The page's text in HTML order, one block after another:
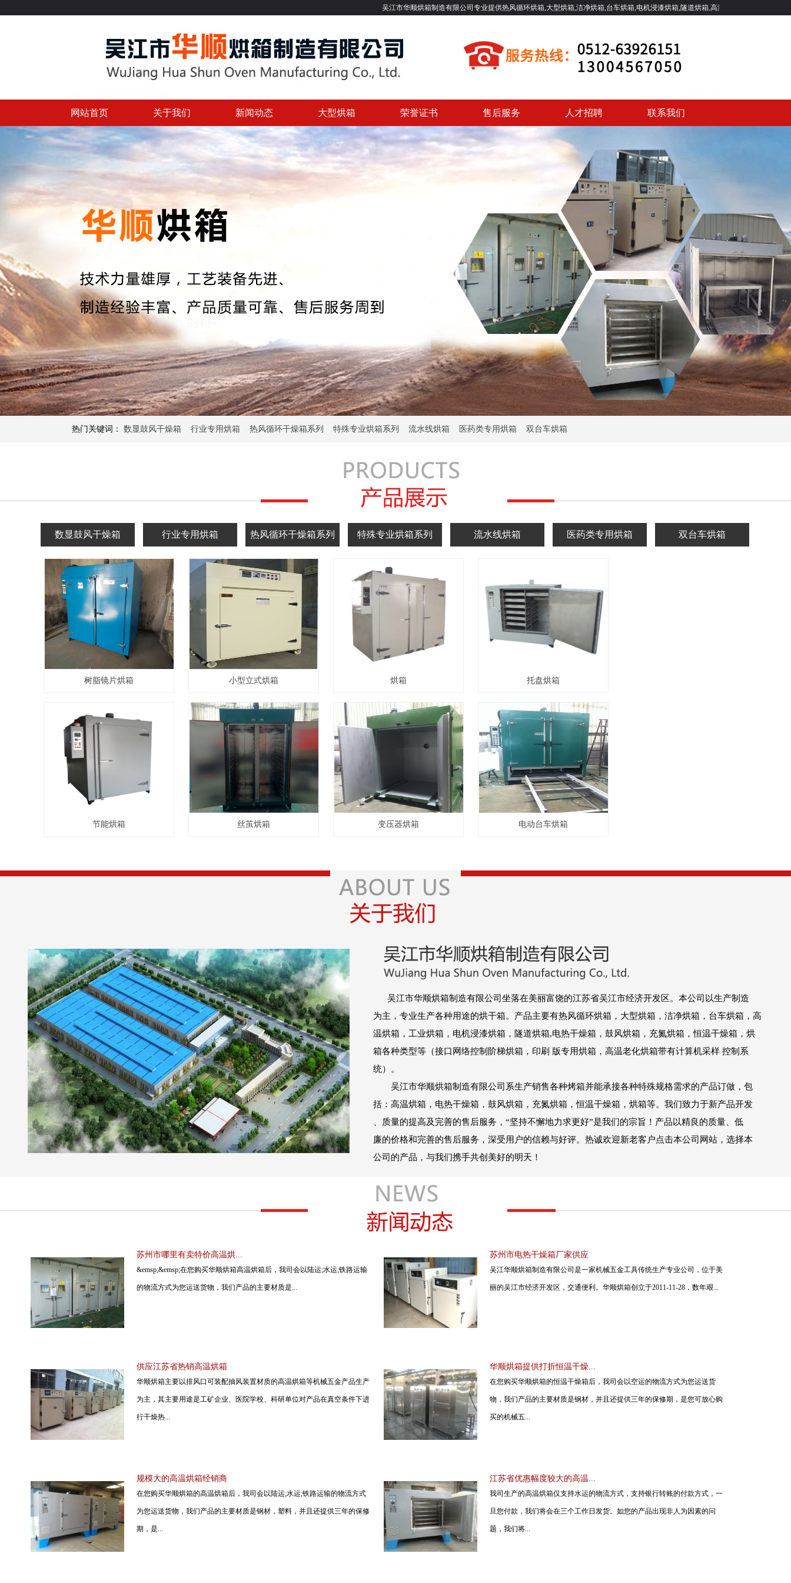
吴江市华顺烘箱制造有限公司专业提供热风循环烘箱,大型烘箱,洁净烘箱,台车烘箱,电机浸漆烘箱,隧道烘箱,高温烘箱等一系列工业烘箱.
网站首页 关于我们 新闻动态 大型烘箱 荣誉证书 售后服务 人才招聘 联系我们
热门关键词： 数显鼓风干燥箱 行业专用烘箱 热风循环干燥箱系列 特殊专业烘箱系列 流水线烘箱 医药类专用烘箱 双台车烘箱
数显鼓风干燥箱 行业专用烘箱 热风循环干燥箱系列 特殊专业烘箱系列 流水线烘箱 医药类专用烘箱 双台车烘箱
树脂镜片烘箱 小型立式烘箱 烘箱 托盘烘箱
节能烘箱 丝茧烘箱 变压器烘箱 电动台车烘箱
吴江市华顺烘箱制造有限公司坐落在美丽富饶的江苏省吴江市经济开发区。本公司以生产制造
为主，专业生产各种用途的烘干箱。产品主要有热风循环烘箱，大型烘箱，洁净烘箱，台车烘箱，高
温烘箱，工业烘箱，电机浸漆烘箱，隧道烘箱,电热干燥箱，鼓风烘箱，充氮烘箱，恒温干燥箱，烘
箱各种类型等（接口网络控制阶梯烘箱，印刷 版专用烘箱，高温老化烘箱带有计算机采样 控制系
统）。
吴江市华顺烘箱制造有限公司系生产销售各种烤箱并能承接各种特殊规格需求的产品订做，包
括：高温烘箱，电热干燥箱，鼓风烘箱，充氮烘箱，恒温干燥箱，烘箱等。我们致力于新产品开发
、质量的提高及完善的售后服务，“坚持不懈地力求更好”是我们的宗旨！产品以精良的质量、低
廉的价格和完善的售后服务，深受用户的信赖与好评。热诚欢迎新老客户点击本公司网站，选择本
公司的产品，与我们携手共创美好的明天！
苏州市哪里有卖特价高温烘...
&emsp;&emsp;在您购买华顺烘箱高温烘箱后，我司会以陆运;水运;铁路运输
的物流方式为您运送货物，我们产品的主要材质是...
苏州市电热干燥箱厂家供应
吴江华顺烘箱制造有限公司是一家机械五金工具传统生产专业公司，位于美
丽的吴江市经济开发区，交通便利。华顺烘箱创立于2011-11-28，数年艰...
供应江苏省热销高温烘箱
华顺烘箱主要以排风口可装配抽风装置材质的高温烘箱等机械五金产品生产
为主，其主要用途是工矿企业、医院学校、科研单位对产品在真空条件下进
行干燥热...
华顺烘箱提供打折恒温干燥...
在您购买华顺烘箱的恒温干燥箱后，我司会以空运的物流方式为您运送货
物，我们产品的主要材质是钢材，并且还提供三年的保修期，是您可放心购
买的机械五...
规模大的高温烘箱经销商
在您购买华顺烘箱的高温烘箱后，我司会以陆运;水运;铁路运输的物流方式
为您运送货物，我们产品的主要材质是钢材，塑料，并且还提供三年的保修
期，是...
江苏省优惠幅度较大的高温...
我司生产的高温烘箱仅支持水运的物流方式，支持银行转账的付款方式，一
旦您付款，我们将会在三个工作日发货。如您的产品出现非人为因素的问
题，我们将...